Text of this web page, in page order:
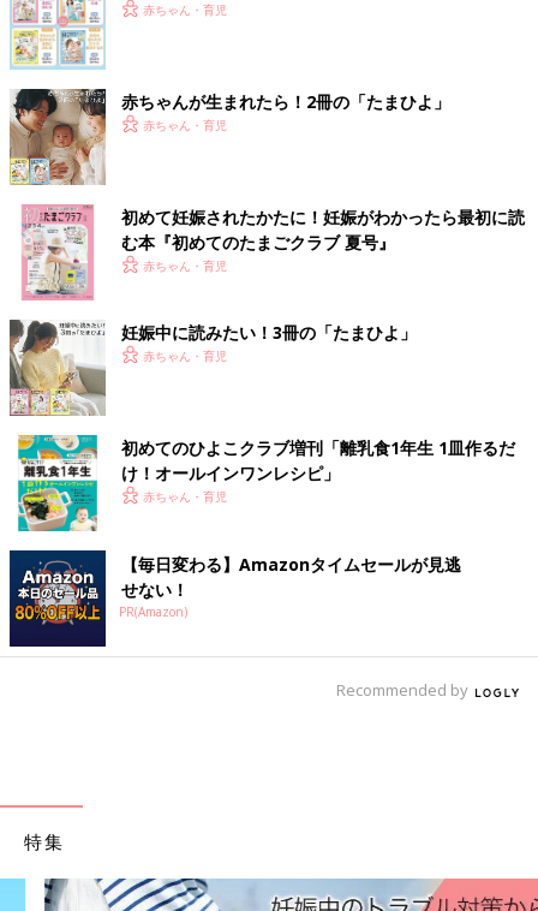
赤ちゃん・育児
赤ちゃんが生まれたら！2冊の「たまひよ」
赤ちゃん・育児
初めて妊娠されたかたに！妊娠がわかったら最初に読
む本『初めてのたまごクラブ 夏号』
赤ちゃん・育児
妊娠中に読みたい！3冊の「たまひよ」
赤ちゃん・育児
初めてのひよこクラブ増刊「離乳食1年生 1皿作るだ
け！オールインワン​レシピ」
赤ちゃん・育児
【毎日変わる】Amazonタイムセールが見逃
せない！
PR(Amazon)
Recommended by
特集